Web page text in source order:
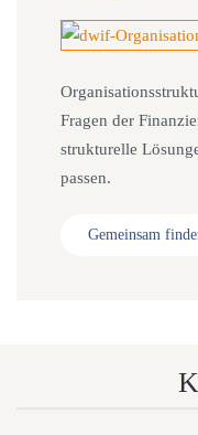
Fragen der
strukturelle
passen.
Gemeinsam